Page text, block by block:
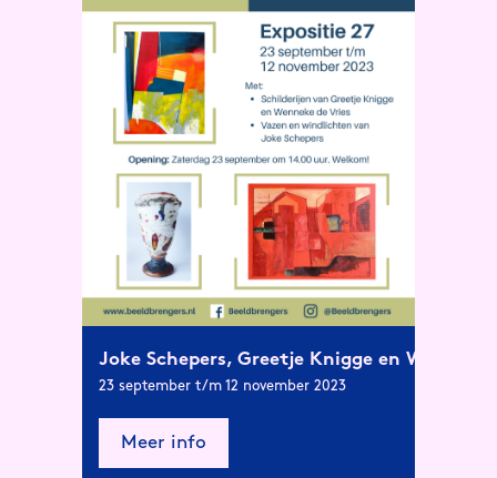
Joke Schepers, Greetje Knigge en Wenneke
23 september t/m 12 november 2023
Meer info